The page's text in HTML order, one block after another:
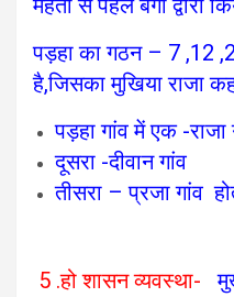
महतो से पहले बेगा द्वारा
पड़हा का गठन – 7 ,12
है,जिसका मुखिया राजा
पड़हा गांव में एक -राजा
दूसरा -दीवान गांव
तीसरा – प्रजा गांव
5 .हो शासन व्यवस्था-